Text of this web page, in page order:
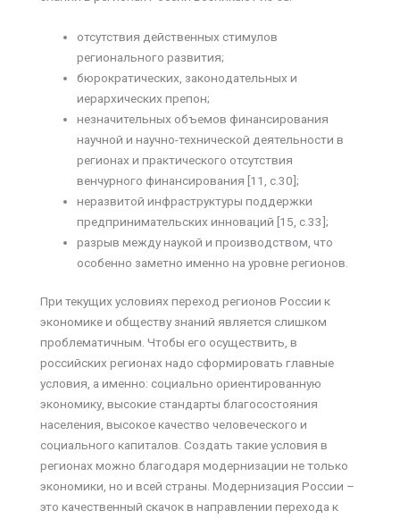
отсутствия действенных стимулов
регионального развития;
бюрократических, законодательных и
иерархических препон;
незначительных объемов финансирования
научной и научно-технической деятельности в
регионах и практического отсутствия
венчурного финансирования [11, с.30];
неразвитой инфраструктуры поддержки
предпринимательских инноваций [15, c.33];
разрыв между наукой и производством, что
особенно заметно именно на уровне регионов.
При текущих условиях переход регионов России к
экономике и обществу знаний является слишком
проблематичным. Чтобы его осуществить, в
российских регионах надо сформировать главные
условия, а именно: социально ориентированную
экономику, высокие стандарты благосостояния
населения, высокое качество человеческого и
социального капиталов. Создать такие условия в
регионах можно благодаря модернизации не только
экономики, но и всей страны. Модернизация России –
это качественный скачок в направлении перехода к